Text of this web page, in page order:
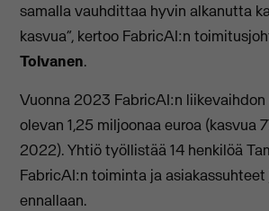
samalla vauhdittaa hyvin alkanutta
kasvua“, kertoo FabricAI:n
Tolvanen.
Vuonna 2023 FabricAI:n liikevaihdon
olevan 1,25 miljoonaa euroa (kasvua
2022). Yhtiö työllistää 14 henkilöä
FabricAI:n toiminta ja
ennallaan.